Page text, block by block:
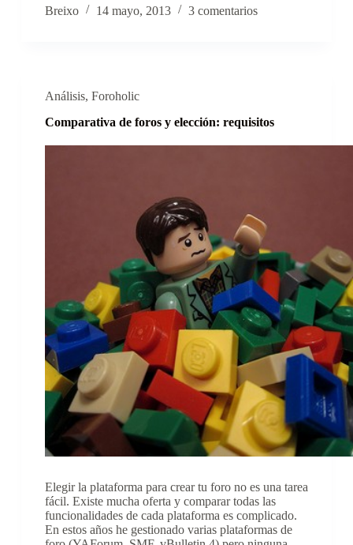
Breixo 14 mayo, 2013 3 comentarios
Análisis, Foroholic
Comparativa de foros y elección: requisitos
Elegir la plataforma para crear tu foro no es una tarea
fácil. Existe mucha oferta y comparar todas las
funcionalidades de cada plataforma es complicado.
En estos años he gestionado varias plataformas de